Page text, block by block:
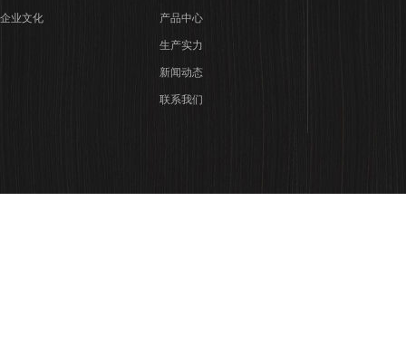
企业文化 产品中心
生产实力
新闻动态
联系我们